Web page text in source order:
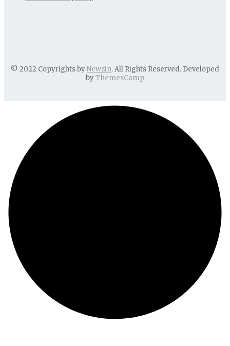
© 2022 Copyrights byNewzin. All Rights Reserved. Developed
byThemesCamp